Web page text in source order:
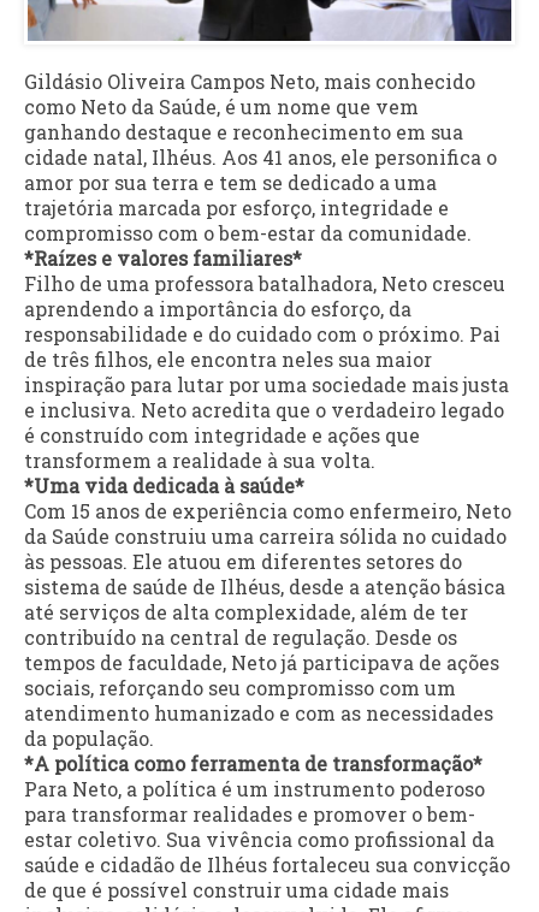
Gildásio Oliveira Campos Neto, mais conhecido
como Neto da Saúde, é um nome que vem
ganhando destaque e reconhecimento em sua
cidade natal, Ilhéus. Aos 41 anos, ele personifica o
amor por sua terra e tem se dedicado a uma
trajetória marcada por esforço, integridade e
compromisso com o bem-estar da comunidade.
*Raízes e valores familiares*
Filho de uma professora batalhadora, Neto cresceu
aprendendo a importância do esforço, da
responsabilidade e do cuidado com o próximo. Pai
de três filhos, ele encontra neles sua maior
inspiração para lutar por uma sociedade mais justa
e inclusiva. Neto acredita que o verdadeiro legado
é construído com integridade e ações que
transformem a realidade à sua volta.
*Uma vida dedicada à saúde*
Com 15 anos de experiência como enfermeiro, Neto
da Saúde construiu uma carreira sólida no cuidado
às pessoas. Ele atuou em diferentes setores do
sistema de saúde de Ilhéus, desde a atenção básica
até serviços de alta complexidade, além de ter
contribuído na central de regulação. Desde os
tempos de faculdade, Neto já participava de ações
sociais, reforçando seu compromisso com um
atendimento humanizado e com as necessidades
da população.
*A política como ferramenta de transformação*
Para Neto, a política é um instrumento poderoso
para transformar realidades e promover o bem-
estar coletivo. Sua vivência como profissional da
saúde e cidadão de Ilhéus fortaleceu sua convicção
de que é possível construir uma cidade mais